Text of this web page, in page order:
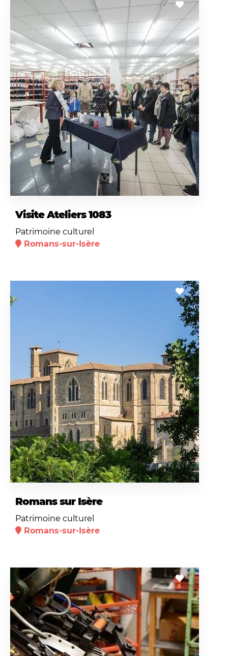
Visite Ateliers 1083
Patrimoine culturel
Romans-sur-Isère
Romans sur Isère
Patrimoine culturel
Romans-sur-Isère